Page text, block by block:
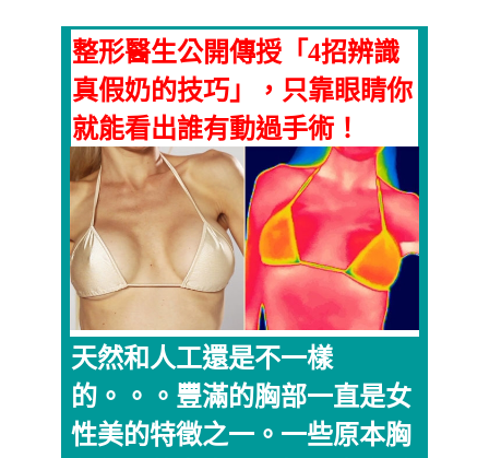
整形醫生公開傳授「4招辨識
真假奶的技巧」，只靠眼睛你
就能看出誰有動過手術！
天然和人工還是不一樣
的。。。豐滿的胸部一直是女
性美的特徵之一。一些原本胸